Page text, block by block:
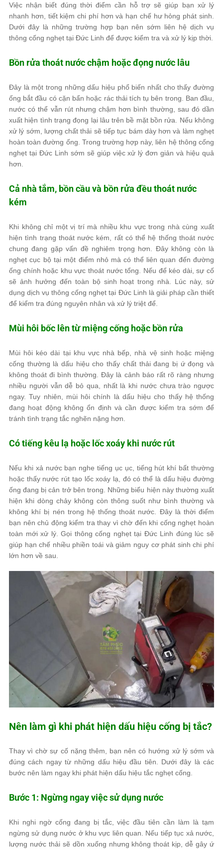
Việc nhận biết đúng thời điểm cần hỗ trợ sẽ giúp bạn xử lý
nhanh hơn, tiết kiệm chi phí hơn và hạn chế hư hỏng phát sinh.
Dưới đây là những trường hợp bạn nên sớm liên hệ dịch vụ
thông cống nghẹt tại Đức Linh để được kiểm tra và xử lý kịp thời.
Bồn rửa thoát nước chậm hoặc đọng nước lâu
Đây là một trong những dấu hiệu phổ biến nhất cho thấy đường
ống bắt đầu có cặn bẩn hoặc rác thải tích tụ bên trong. Ban đầu,
nước có thể vẫn rút nhưng chậm hơn bình thường, sau đó dần
xuất hiện tình trạng đọng lại lâu trên bề mặt bồn rửa. Nếu không
xử lý sớm, lượng chất thải sẽ tiếp tục bám dày hơn và làm nghẹt
hoàn toàn đường ống. Trong trường hợp này, liên hệ thông cống
nghẹt tại Đức Linh sớm sẽ giúp việc xử lý đơn giản và hiệu quả
hơn.
Cả nhà tắm, bồn cầu và bồn rửa đều thoát nước
kém
Khi không chỉ một vị trí mà nhiều khu vực trong nhà cùng xuất
hiện tình trạng thoát nước kém, rất có thể hệ thống thoát nước
chung đang gặp vấn đề nghiêm trọng hơn. Đây không còn là
nghẹt cục bộ tại một điểm nhỏ mà có thể liên quan đến đường
ống chính hoặc khu vực thoát nước tổng. Nếu để kéo dài, sự cố
sẽ ảnh hưởng đến toàn bộ sinh hoạt trong nhà. Lúc này, sử
dụng dịch vụ thông cống nghẹt tại Đức Linh là giải pháp cần thiết
để kiểm tra đúng nguyên nhân và xử lý triệt để.
Mùi hôi bốc lên từ miệng cống hoặc bồn rửa
Mùi hôi kéo dài tại khu vực nhà bếp, nhà vệ sinh hoặc miệng
cống thường là dấu hiệu cho thấy chất thải đang bị ứ đọng và
không thoát đi bình thường. Đây là cảnh báo rất rõ ràng nhưng
nhiều người vẫn dễ bỏ qua, nhất là khi nước chưa trào ngược
ngay. Tuy nhiên, mùi hôi chính là dấu hiệu cho thấy hệ thống
đang hoạt động không ổn định và cần được kiểm tra sớm để
tránh tình trạng tắc nghẽn nặng hơn.
Có tiếng kêu lạ hoặc lốc xoáy khi nước rút
Nếu khi xả nước bạn nghe tiếng ục ục, tiếng hút khí bất thường
hoặc thấy nước rút tạo lốc xoáy lạ, đó có thể là dấu hiệu đường
ống đang bị cản trở bên trong. Những biểu hiện này thường xuất
hiện khi dòng chảy không còn thông suốt như bình thường và
không khí bị nén trong hệ thống thoát nước. Đây là thời điểm
bạn nên chủ động kiểm tra thay vì chờ đến khi cống nghẹt hoàn
toàn mới xử lý. Gọi thông cống nghẹt tại Đức Linh đúng lúc sẽ
giúp hạn chế nhiều phiền toái và giảm nguy cơ phát sinh chi phí
lớn hơn về sau.
Nên làm gì khi phát hiện dấu hiệu cống bị tắc?
Thay vì chờ sự cố nặng thêm, bạn nên có hướng xử lý sớm và
đúng cách ngay từ những dấu hiệu đầu tiên. Dưới đây là các
bước nên làm ngay khi phát hiện dấu hiệu tắc nghẹt cống.
Bước 1: Ngừng ngay việc sử dụng nước
Khi nghi ngờ cống đang bị tắc, việc đầu tiên cần làm là tạm
ngừng sử dụng nước ở khu vực liên quan. Nếu tiếp tục xả nước,
lượng nước thải sẽ dồn xuống nhưng không thoát kịp, dễ gây ứ